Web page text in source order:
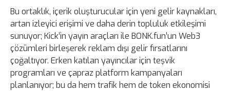
Bu ortaklık, içerik oluşturucular için yeni gelir kaynakları,
artan izleyici erişimi ve daha derin topluluk etkileşimi
sunuyor; Kick’in yayın araçları ile BONK.fun’un Web3
çözümleri birleşerek reklam dışı gelir fırsatlarını
çoğaltıyor. Erken katılan yayıncılar için teşvik
programları ve çapraz platform kampanyaları
planlanıyor; bu da hem trafik hem de token ekonomisi